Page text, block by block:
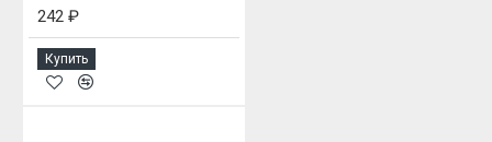
242 ₽
Купить